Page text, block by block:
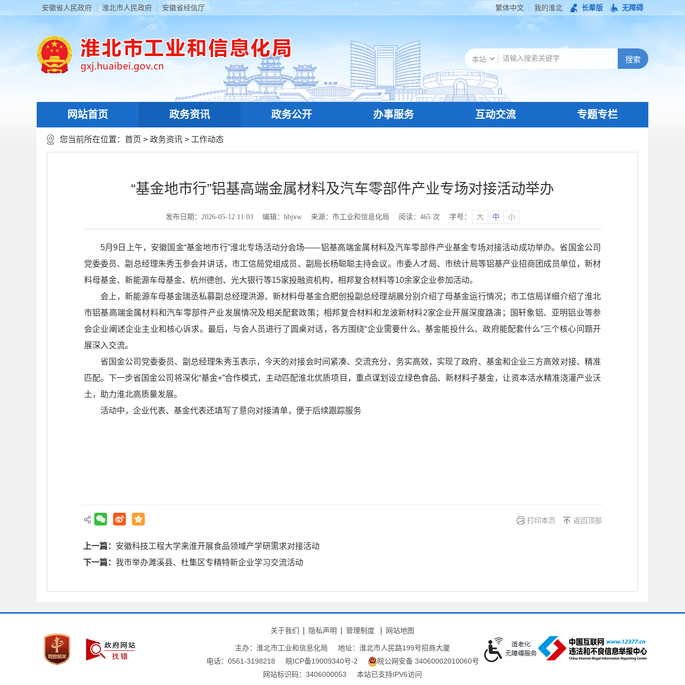
安徽省人民政府 淮北市人民政府 安徽省经信厅 繁体中文 我的淮北 长辈版 无障碍
网站首页 政务资讯 政务公开 办事服务 互动交流 专题专栏
您当前所在位置： 首页 > 政务资讯 > 工作动态
“基金地市行”铝基高端金属材料及汽车零部件产业专场对接活动举办
发布日期：2026-05-12 11:03 编辑：hbjxw 来源：市工业和信息化局 阅读： 465次 字号： 大 中 小
5月9日上午，安徽国金“基金地市行”淮北专场活动分会场——铝基高端金属材料及汽车零部件产业基金专场对接活动成功举办。省国金公司
党委委员、副总经理朱秀玉参会并讲话，市工信局党组成员、副局长杨聪聪主持会议。市委人才局、市统计局等铝基产业招商团成员单位，新材
料母基金、新能源车母基金、杭州德创、光大银行等15家投融资机构，相邦复合材料等10余家企业参加活动。
会上，新能源车母基金瑞丞私募副总经理洪源、新材料母基金合肥创投副总经理胡晨分别介绍了母基金运行情况；市工信局详细介绍了淮北
市铝基高端金属材料和汽车零部件产业发展情况及相关配套政策；相邦复合材料和龙波新材料2家企业开展深度路演；国轩象铝、亚明铝业等参
会企业阐述企业主业和核心诉求。最后，与会人员进行了圆桌对话，各方围绕“企业需要什么、基金能投什么、政府能配套什么”三个核心问题开
展深入交流。
省国金公司党委委员、副总经理朱秀玉表示，今天的对接会时间紧凑、交流充分、务实高效，实现了政府、基金和企业三方高效对接、精准
匹配。下一步省国金公司将深化“基金+”合作模式，主动匹配淮北优质项目，重点谋划设立绿色食品、新材料子基金，让资本活水精准浇灌产业沃
土，助力淮北高质量发展。
活动中，企业代表、基金代表还填写了意向对接清单，便于后续跟踪服务
打印本页 返回顶部
上一篇： 安徽科技工程大学来淮开展食品领域产学研需求对接活动
下一篇： 我市举办濉溪县、杜集区专精特新企业学习交流活动
关于我们 隐私声明 管理制度 网站地图
主办：淮北市工业和信息化局
地址：淮北市人民路199号招商大厦
电话：0561-3198218
皖ICP备19009340号-2
皖公网安备 34060002010060号
网站标识码：3406000053
本站已支持IPV6访问